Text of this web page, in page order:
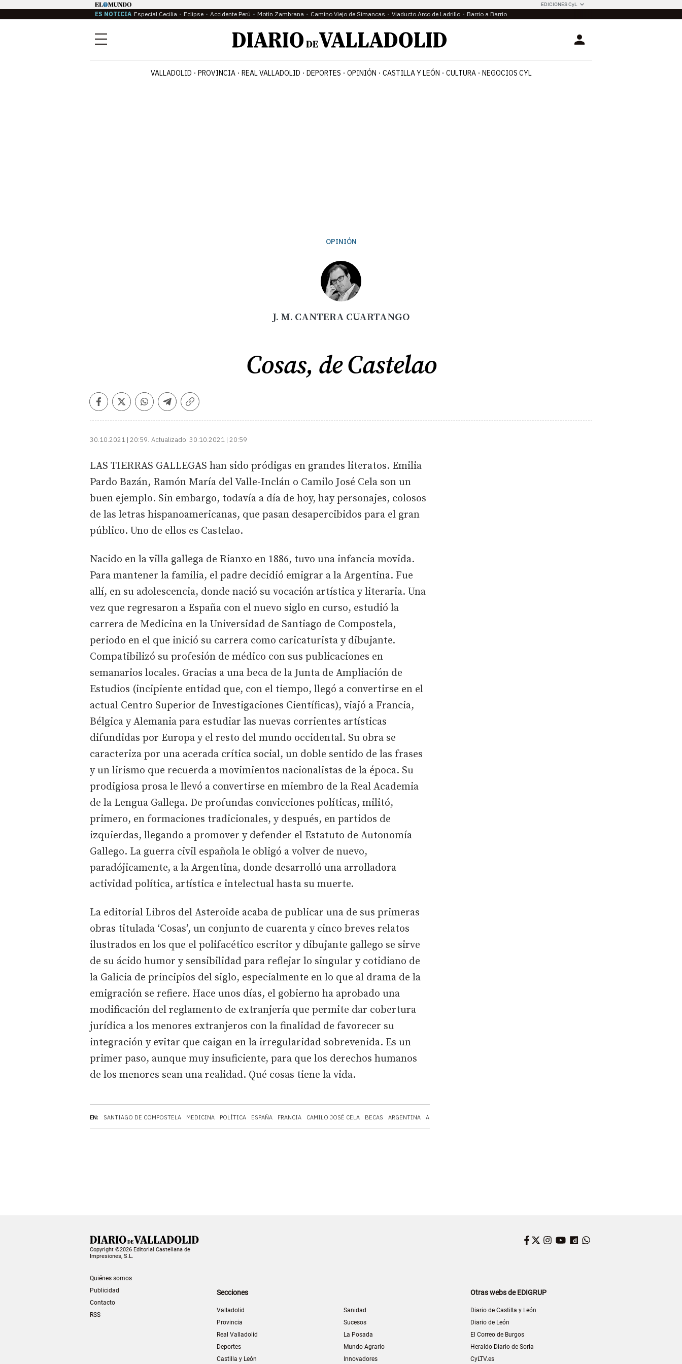
EDICIONES CyL
ES NOTICIA Especial Cecilia Eclipse Accidente Perú Motín Zambrana Camino Viejo de Simancas Viaducto Arco de Ladrillo Barrio a Barrio
Menú Login
VALLADOLID PROVINCIA REAL VALLADOLID DEPORTES OPINIÓN CASTILLA Y LEÓN CULTURA NEGOCIOS CYL
OPINIÓN
J. M. CANTERA CUARTANGO
Cosas, de Castelao
Facebook
TwitterWhatsapp
Telegram
Copiar
30.10.2021 | 20:59 Actualizado: 30.10.2021 | 20:59
EN: SANTIAGO DE COMPOSTELA MEDICINA POLÍTICA ESPAÑA FRANCIA CAMILO JOSÉ CELA BECAS ARGENTINA ALEMANIA
LAS TIERRAS GALLEGAS han sido pródigas en grandes literatos. Emilia
Pardo Bazán, Ramón María del Valle-Inclán o Camilo José Cela son un
buen ejemplo. Sin embargo, todavía a día de hoy, hay personajes, colosos
de las letras hispanoamericanas, que pasan desapercibidos para el gran
público. Uno de ellos es Castelao.
Nacido en la villa gallega de Rianxo en 1886, tuvo una infancia movida.
Para mantener la familia, el padre decidió emigrar a la Argentina. Fue
allí, en su adolescencia, donde nació su vocación artística y literaria. Una
vez que regresaron a España con el nuevo siglo en curso, estudió la
carrera de Medicina en la Universidad de Santiago de Compostela,
periodo en el que inició su carrera como caricaturista y dibujante.
Compatibilizó su profesión de médico con sus publicaciones en
semanarios locales. Gracias a una beca de la Junta de Ampliación de
Estudios (incipiente entidad que, con el tiempo, llegó a convertirse en el
actual Centro Superior de Investigaciones Científicas), viajó a Francia,
Bélgica y Alemania para estudiar las nuevas corrientes artísticas
difundidas por Europa y el resto del mundo occidental. Su obra se
caracteriza por una acerada crítica social, un doble sentido de las frases
y un lirismo que recuerda a movimientos nacionalistas de la época. Su
prodigiosa prosa le llevó a convertirse en miembro de la Real Academia
de la Lengua Gallega. De profundas convicciones políticas, militó,
primero, en formaciones tradicionales, y después, en partidos de
izquierdas, llegando a promover y defender el Estatuto de Autonomía
Gallego. La guerra civil española le obligó a volver de nuevo,
paradójicamente, a la Argentina, donde desarrolló una arrolladora
actividad política, artística e intelectual hasta su muerte.
La editorial Libros del Asteroide acaba de publicar una de sus primeras
obras titulada ‘Cosas’, un conjunto de cuarenta y cinco breves relatos
ilustrados en los que el polifacético escritor y dibujante gallego se sirve
de su ácido humor y sensibilidad para reflejar lo singular y cotidiano de
la Galicia de principios del siglo, especialmente en lo que al drama de la
emigración se refiere. Hace unos días, el gobierno ha aprobado una
modificación del reglamento de extranjería que permite dar cobertura
jurídica a los menores extranjeros con la finalidad de favorecer su
integración y evitar que caigan en la irregularidad sobrevenida. Es un
primer paso, aunque muy insuficiente, para que los derechos humanos
de los menores sean una realidad. Qué cosas tiene la vida.
Copyright ©2026 Editorial Castellana de
Impresiones, S.L.
Quiénes somos
Publicidad
Contacto
RSS
Facebook
Twitter
Instagram
YouTube
Dailymotion
Secciones
Valladolid
Provincia
Real Valladolid
Deportes
Castilla y León
Sanidad
Sucesos
La Posada
Mundo Agrario
Innovadores
Otras webs de EDIGRUP
Diario de Castilla y León
Diario de León
El Correo de Burgos
Heraldo-Diario de Soria
CyLTV.es